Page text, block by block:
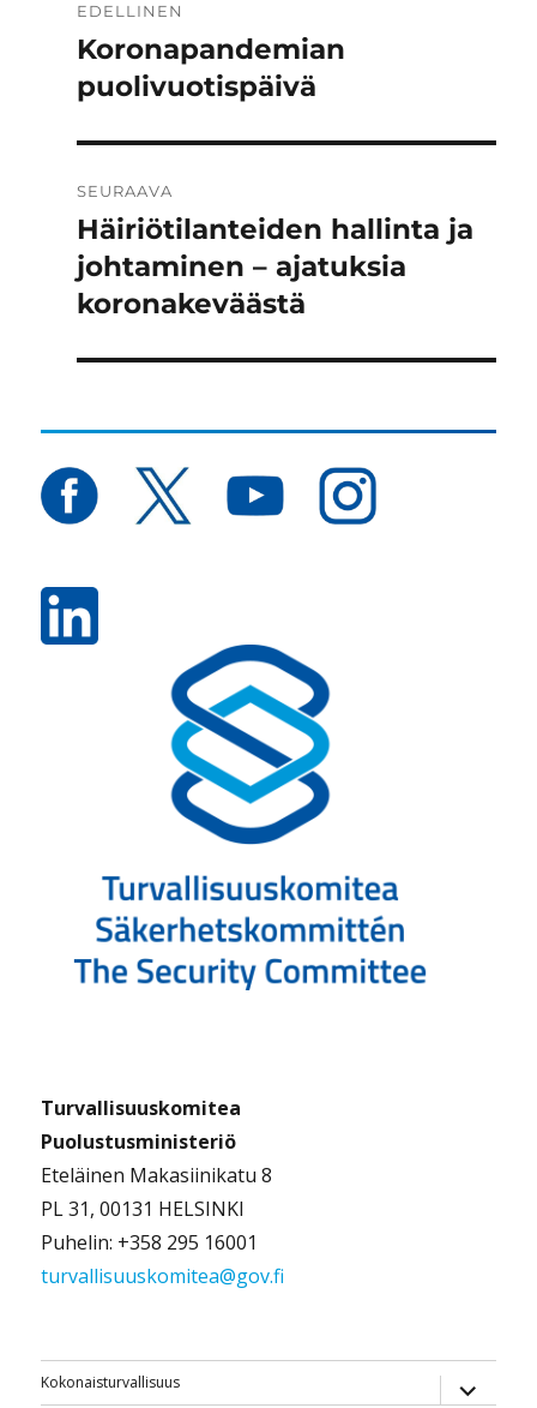
selaus
EDELLINEN
Edellinen
artikkeli:
Koronapandemian
puolivuotispäivä
SEURAAVA
Seuraava
artikkeli:
Häiriötilanteiden hallinta ja
johtaminen – ajatuksia
koronakeväästä
Turvallisuuskomitea
Puolustusministeriö
Eteläinen Makasiinikatu 8
PL 31, 00131 HELSINKI
Puhelin: +358 295 16001
turvallisuuskomitea@gov.fi
Kokonaisturvallisuus
näytä